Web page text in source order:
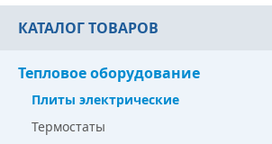
КАТАЛОГ ТОВАРОВ
Тепловое оборудование
Плиты электрические
Термостаты